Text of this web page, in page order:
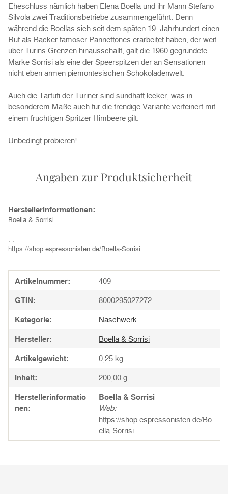
Eheschluss nämlich haben Elena Boella und ihr Mann Stefano
Silvola zwei Traditionsbetriebe zusammengeführt. Denn
während die Boellas sich seit dem späten 19. Jahrhundert einen
Ruf als Bäcker famoser Pannettones erarbeitet haben, der weit
über Turins Grenzen hinausschallt, galt die 1960 gegründete
Marke Sorrisi als eine der Speerspitzen der an Sensationen
nicht eben armen piemontesischen Schokoladenwelt.
Auch die Tartufi der Turiner sind sündhaft lecker, was in
besonderem Maße auch für die trendige Variante verfeinert mit
einem fruchtigen Spritzer Himbeere gilt.
Unbedingt probieren!
Angaben zur Produktsicherheit
Herstellerinformationen:
Boella & Sorrisi
, ,
https://shop.espressonisten.de/Boella-Sorrisi
Produkteigenschaft
Wert
Artikelnummer: 409
GTIN: 8000295027272
Kategorie: Naschwerk
Hersteller: Boella & Sorrisi
Artikelgewicht: 0,25 kg
Inhalt: 200,00 g
Herstellerinformatio
nen:
Boella & Sorrisi
Web:
https://shop.espressonisten.de/Bo
ella-Sorrisi